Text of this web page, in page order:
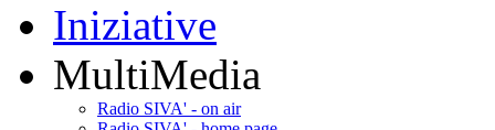
Iniziative
MultiMedia
Radio SIVA' - on air